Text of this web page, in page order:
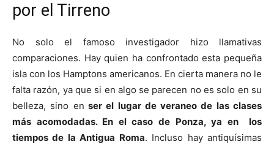
por el Tirreno
No solo el famoso investigador hizo llamativas
comparaciones. Hay quien ha confrontado esta pequeña
isla con los Hamptons americanos. En cierta manera no le
falta razón, ya que si en algo se parecen no es solo en su
belleza, sino en ser el lugar de veraneo de las clases
más acomodadas. En el caso de Ponza, ya en los
tiempos de la Antigua Roma. Incluso hay antiquísimas